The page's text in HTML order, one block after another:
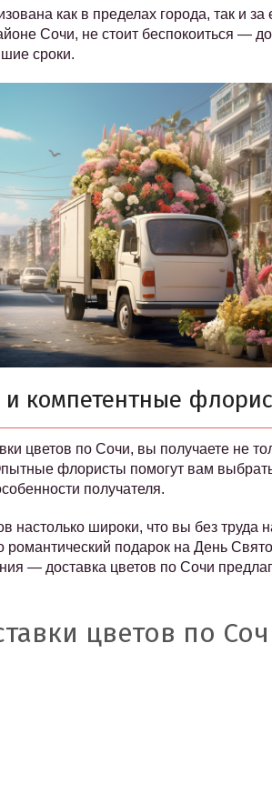
как в пределах города, так и
Сочи, не стоит беспокоиться —
сроки.
и компетентные
цветов по Сочи, вы получаете не
флористы помогут вам
получателя.
настолько широки, что вы без труда
романтический подарок на День
— доставка цветов по Сочи
цветов по